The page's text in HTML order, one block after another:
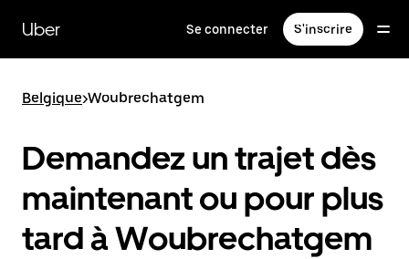
contenu
principal
Uber Se connecter S'inscrire
Belgique>Woubrechatgem
Demandez un trajet dès
maintenant ou pour plus
tard à Woubrechatgem